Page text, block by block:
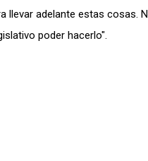
llevar adelante estas cosas.
poder hacerlo".